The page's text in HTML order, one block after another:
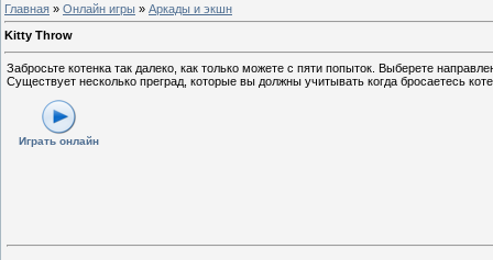
Главная » Онлайн игры » Аркады и экшн
Kitty Throw
Забросьте котенка так далеко, как только можете с пяти попыток. Выберете
Существует несколько преград, которые вы должны учитывать когда бросаетесь
Играть онлайн